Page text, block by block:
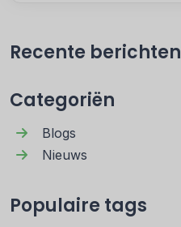
Recente berichten
Categoriën
Blogs
Nieuws
Populaire tags